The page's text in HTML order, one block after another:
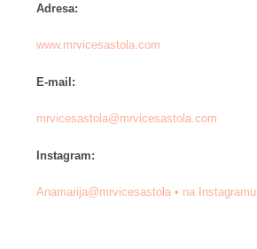
Adresa:
www.mrvicesastola.com
E-mail:
mrvicesastola@mrvicesastola.com
Instagram:
Anamarija@mrvicesastola • na Instagramu